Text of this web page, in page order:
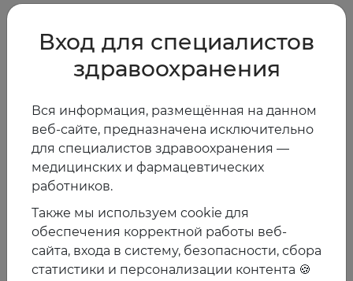
Шапошник Игорь
Доктор медицинских наук, профессор
Явелов Игорь
Доктор медицинских наук
Вход для специалистов
здравоохранения
Вся информация, размещённая на данном
веб-сайте, предназначена исключительно
для специалистов здравоохранения —
медицинских и фармацевтических
работников.
Также мы используем cookie для
обеспечения корректной работы веб-
сайта, входа в систему, безопасности, сбора
статистики и персонализации контента 🍪